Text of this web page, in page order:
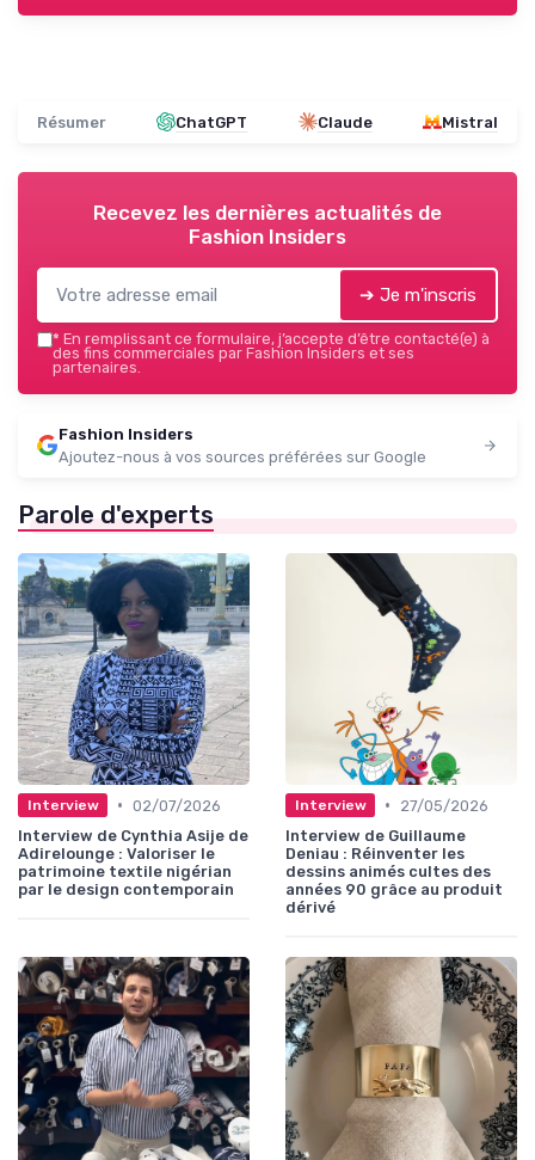
Résumer ChatGPT Claude Mistral
Recevez les dernières actualités de
Fashion Insiders
➔ Je m'inscris
* En remplissant ce formulaire, j’accepte d’être contacté(e) à
des fins commerciales par Fashion Insiders et ses
partenaires.
Fashion Insiders
Ajoutez-nous à vos sources préférées sur Google
Parole d'experts
Interview • 02/07/2026
Interview de Cynthia Asije de
Adirelounge : Valoriser le
patrimoine textile nigérian
par le design contemporain
Interview •
27/05/2026
Interview de Guillaume
Deniau : Réinventer les
dessins animés cultes des
années 90 grâce au produit
dérivé